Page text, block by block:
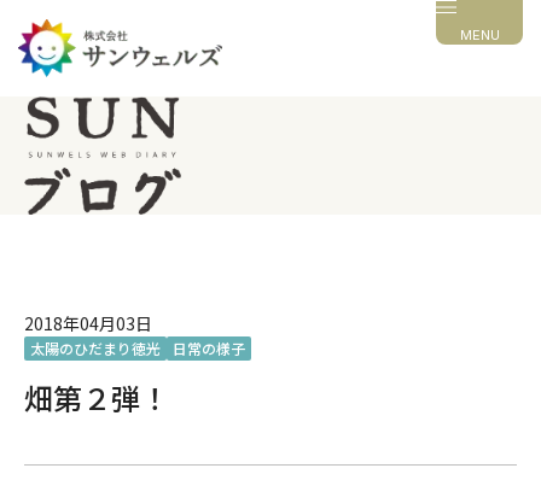
MENU
2018年04月03日
太陽のひだまり徳光 日常の様子
畑第２弾！